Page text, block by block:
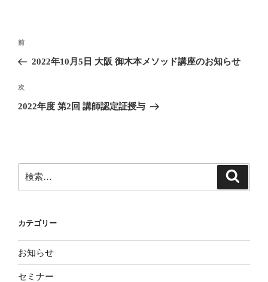
投
ナ
ビ
ゲ
ン
前
の
稿
前
2022年10月5日 大阪 御木本メソッド講座のお知らせ
次
の
次
2022年度 第2回 講師認定証授与
索:
カテゴリー
お知らせ
セミナー